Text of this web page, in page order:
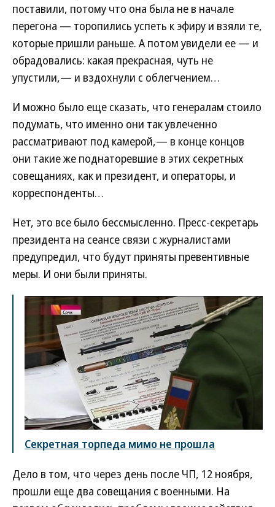
поставили, потому что она была не в начале
перегона — торопились успеть к эфиру и взяли те,
которые пришли раньше. А потом увидели ее — и
обрадовались: какая прекрасная, чуть не
упустили,— и вздохнули с облегчением…
И можно было еще сказать, что генералам стоило
подумать, что именно они так увлеченно
рассматривают под камерой,— в конце концов
они такие же поднаторевшие в этих секретных
совещаниях, как и президент, и операторы, и
корреспонденты…
Нет, это все было бессмысленно. Пресс-секретарь
президента на сеансе связи с журналистами
предупредил, что будут приняты превентивные
меры. И они были приняты.
Секретная торпеда мимо не прошла
Дело в том, что через день после ЧП, 12 ноября,
прошли еще два совещания с военными. На